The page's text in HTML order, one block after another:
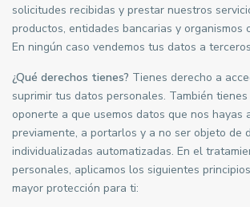
solicitudes recibidas y prestar nuestros
productos, entidades bancarias y organismos
En ningún caso vendemos tus datos a
¿Qué derechos tienes? Tienes derecho a
suprimir tus datos personales. También
oponerte a que usemos datos que nos hayas
previamente, a portarlos y a no ser objeto de
individualizadas automatizadas. En el
personales, aplicamos los siguientes
mayor protección para ti: